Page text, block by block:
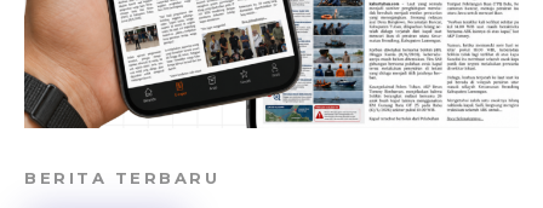
BERITA TERBARU